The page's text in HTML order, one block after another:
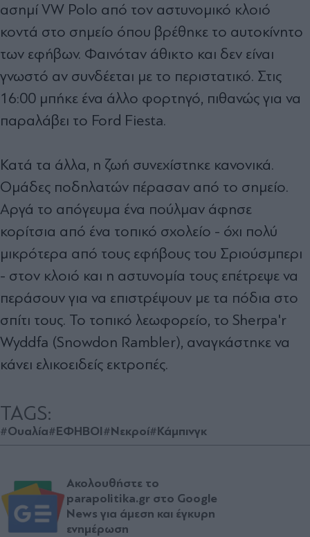
ασημί VW Polo από τον αστυνομικό κλοιό
κοντά στο σημείο όπου βρέθηκε το αυτοκίνητο
των εφήβων. Φαινόταν άθικτο και δεν είναι
γνωστό αν συνδέεται με το περιστατικό. Στις
16:00 μπήκε ένα άλλο φορτηγό, πιθανώς για να
παραλάβει το Ford Fiesta.
Κατά τα άλλα, η ζωή συνεχίστηκε κανονικά.
Ομάδες ποδηλατών πέρασαν από το σημείο.
Αργά το απόγευμα ένα πούλμαν άφησε
κορίτσια από ένα τοπικό σχολείο - όχι πολύ
μικρότερα από τους εφήβους του Σριούσμπερι
- στον κλοιό και η αστυνομία τους επέτρεψε να
περάσουν για να επιστρέψουν με τα πόδια στο
σπίτι τους. Το τοπικό λεωφορείο, το Sherpa'r
Wyddfa (Snowdon Rambler), αναγκάστηκε να
κάνει ελικοειδείς εκτροπές.
TAGS:
#Ουαλία#ΕΦΗΒΟΙ#Νεκροί#Κάμπινγκ
Ακολουθήστε το
parapolitika.gr στο Google
News για άμεση και έγκυρη
ενημέρωση